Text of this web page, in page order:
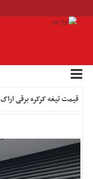
صفحه
اصلی
اقتصادی
اخبار
المللی
اخبار
قیمت تیغه کرکره برقی اراک